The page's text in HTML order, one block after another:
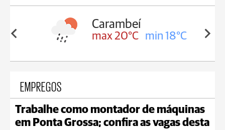
18°C
Carambeí
max 20°C min 18°C
EMPREGOS
Trabalhe como montador de máquinas
em Ponta Grossa; confira as vagas desta